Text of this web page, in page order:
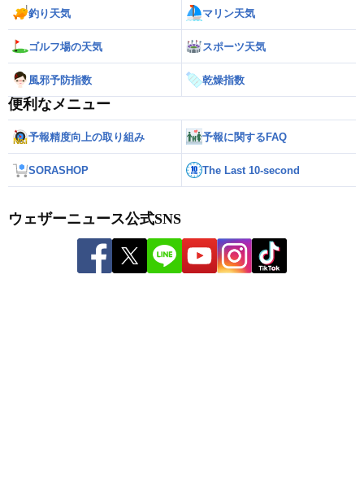
釣り天気 マリン天気
ゴルフ場の天気 スポーツ天気
風邪予防指数 乾燥指数
便利なメニュー
予報精度向上の取り組み 予報に関するFAQ
SORASHOP The Last 10-second
ウェザーニュース公式SNS